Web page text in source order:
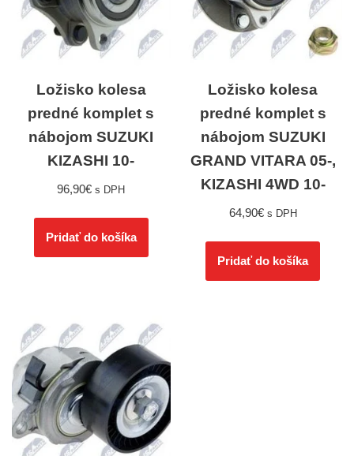
Ložisko kolesa
predné komplet s
nábojom SUZUKI
KIZASHI 10-
96,90€ s DPH
Pridať do košíka
Ložisko kolesa
predné komplet s
nábojom SUZUKI
GRAND VITARA 05-,
KIZASHI 4WD 10-
64,90€ s DPH
Pridať do košíka